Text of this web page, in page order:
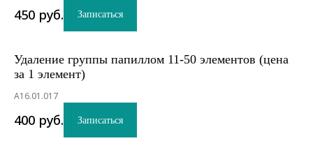
450 руб. Записаться
Удаление группы папиллом 11-50 элементов (цена
за 1 элемент)
А16.01.017
400 руб. Записаться